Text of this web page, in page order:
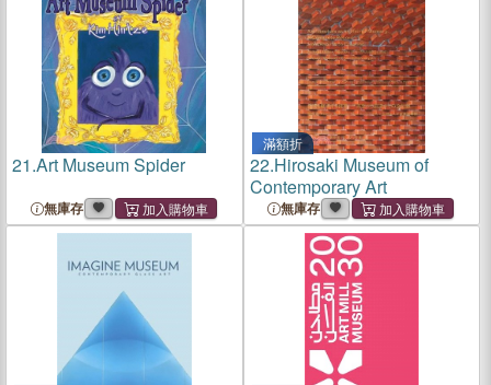
21.Art Museum Spider
無庫存
滿額折
22.Hirosaki Museum of
Contemporary Art
無庫存